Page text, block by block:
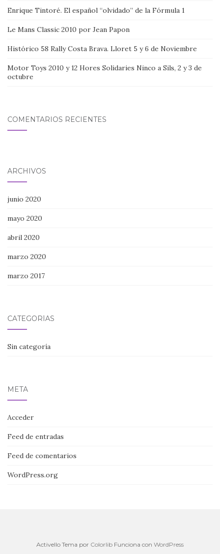
Enrique Tintoré. El español “olvidado” de la Fórmula 1
Le Mans Classic 2010 por Jean Papon
Histórico 58 Rally Costa Brava. Lloret 5 y 6 de Noviembre
Motor Toys 2010 y 12 Hores Solidaries Ninco a Sils, 2 y 3 de
octubre
COMENTARIOS RECIENTES
ARCHIVOS
junio 2020
mayo 2020
abril 2020
marzo 2020
marzo 2017
CATEGORÍAS
Sin categoría
META
Acceder
Feed de entradas
Feed de comentarios
WordPress.org
Activello Tema por Colorlib Funciona con WordPress